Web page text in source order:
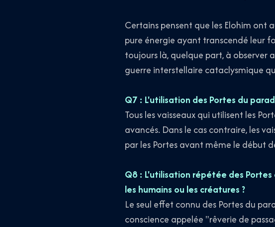
Certains pensent que les Elohim ont
pure énergie ayant transcendé leur
toujours là, quelque part, à observer
guerre interstellaire cataclysmique
Q7 : L'utilisation des Portes du
Tous les vaisseaux qui utilisent les
avancés. Dans le cas contraire, les
par les Portes avant même le début
Q8 : L'utilisation répétée des
les humains ou les créatures ?
Le seul effet connu des Portes du
conscience appelée "rêverie de